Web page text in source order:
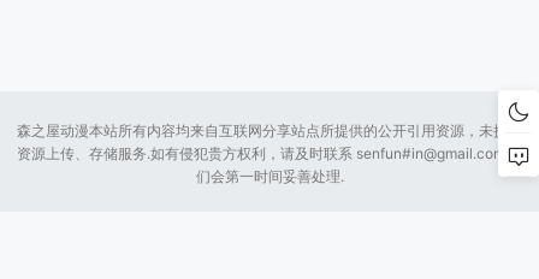
森之屋动漫本站所有内容均来自互联网分享站点所提供的公开引用资源，未提供
资源上传、存储服务.如有侵犯贵方权利，请及时联系 senfun#in@gmail.com 我
们会第一时间妥善处理.